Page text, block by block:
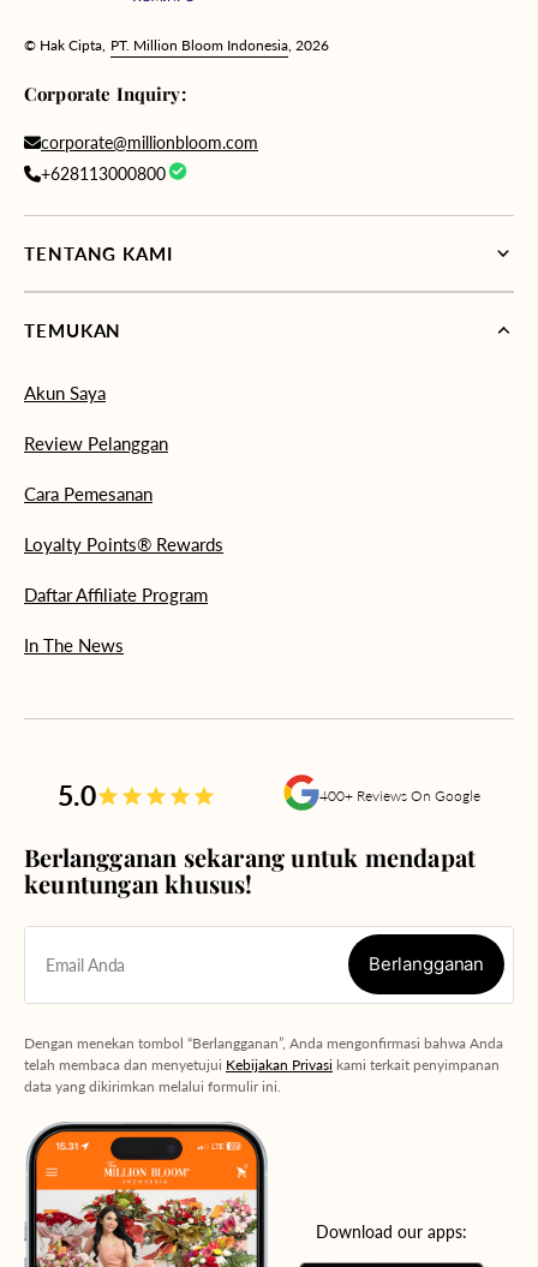
© Hak Cipta, PT. Million Bloom Indonesia , 2026
Corporate Inquiry:
corporate@millionbloom.com
+628113000800
TENTANG KAMI
TEMUKAN
Akun Saya
Review Pelanggan
Cara Pemesanan
Loyalty Points® Rewards
Daftar Affiliate Program
In The News
5.0 400+ Reviews On Google
Berlangganan sekarang untuk mendapat
keuntungan khusus!
Email Anda Berlangganan
Dengan menekan tombol “Berlangganan”, Anda mengonfirmasi bahwa Anda
telah membaca dan menyetujui Kebijakan Privasi kami terkait penyimpanan
data yang dikirimkan melalui formulir ini.
Download our apps: